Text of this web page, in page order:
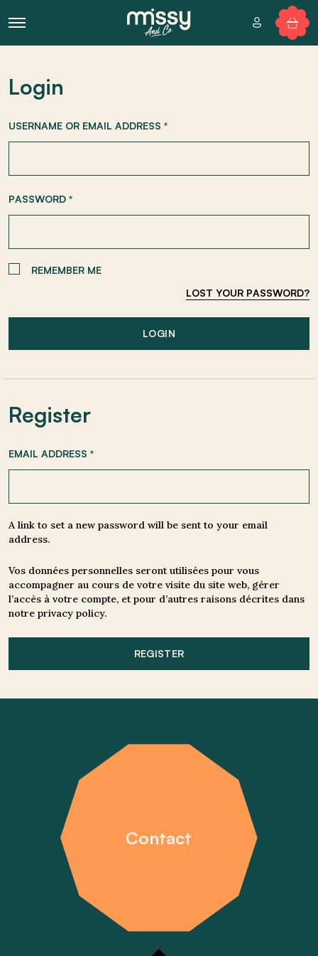
Login
USERNAME OR EMAIL ADDRESS *
PASSWORD *
REMEMBER ME
LOST YOUR PASSWORD?
LOGIN
Register
EMAIL ADDRESS *
A link to set a new password will be sent to your email
address.
Vos données personnelles seront utilisées pour vous
accompagner au cours de votre visite du site web, gérer
l’accès à votre compte, et pour d’autres raisons décrites dans
notre privacy policy.
REGISTER
Contact